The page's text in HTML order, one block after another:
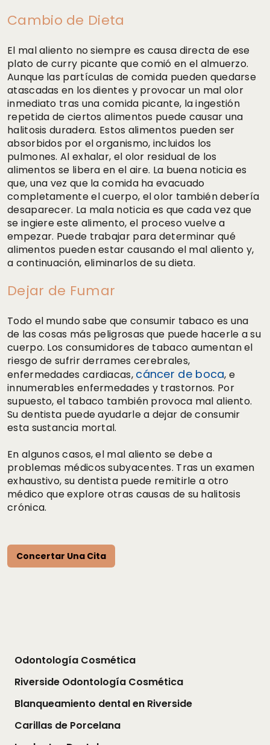
Odontología Cosmética
Riverside Odontología Cosmética
Blanqueamiento dental en Riverside
Carillas de Porcelana
Cambio de Dieta
El mal aliento no siempre es causa directa de ese
plato de curry picante que comió en el almuerzo.
Aunque las partículas de comida pueden quedarse
atascadas en los dientes y provocar un mal olor
inmediato tras una comida picante, la ingestión
repetida de ciertos alimentos puede causar una
halitosis duradera. Estos alimentos pueden ser
absorbidos por el organismo, incluidos los
pulmones. Al exhalar, el olor residual de los
alimentos se libera en el aire. La buena noticia es
que, una vez que la comida ha evacuado
completamente el cuerpo, el olor también debería
desaparecer. La mala noticia es que cada vez que
se ingiere este alimento, el proceso vuelve a
empezar. Puede trabajar para determinar qué
alimentos pueden estar causando el mal aliento y,
a continuación, eliminarlos de su dieta.
Dejar de Fumar
Todo el mundo sabe que consumir tabaco es una
de las cosas más peligrosas que puede hacerle a su
cuerpo. Los consumidores de tabaco aumentan el
riesgo de sufrir derrames cerebrales,
enfermedades cardiacas, cáncer de boca, e
innumerables enfermedades y trastornos. Por
supuesto, el tabaco también provoca mal aliento.
Su dentista puede ayudarle a dejar de consumir
esta sustancia mortal.
En algunos casos, el mal aliento se debe a
problemas médicos subyacentes. Tras un examen
exhaustivo, su dentista puede remitirle a otro
médico que explore otras causas de su halitosis
crónica.
Concertar Una Cita